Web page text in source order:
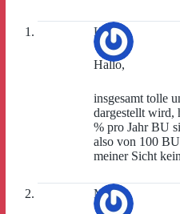
Kauk
Hallo,
insgesamt tolle
dargestellt wird,
% pro Jahr BU
also von 100
meiner Sicht
Marco